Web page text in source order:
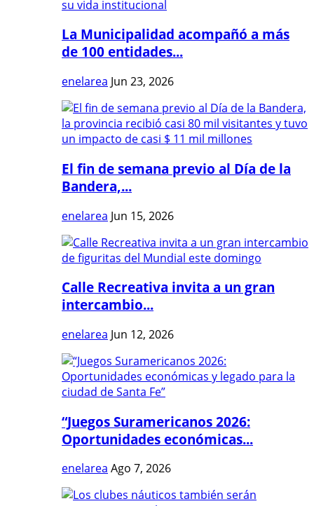
La Municipalidad acompañó a más
de 100 entidades...
enelarea Jun 23, 2026
El fin de semana previo al Día de la
Bandera,...
enelarea Jun 15, 2026
Calle Recreativa invita a un gran
intercambio...
enelarea Jun 12, 2026
“Juegos Suramericanos 2026:
Oportunidades económicas...
enelarea Ago 7, 2026